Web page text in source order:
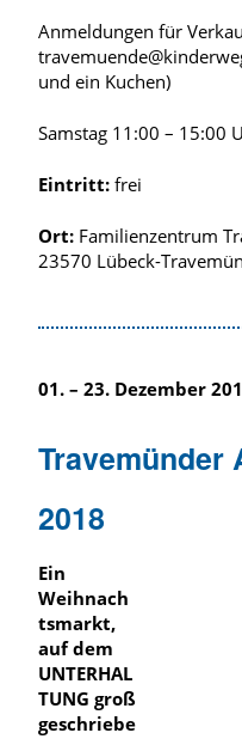
Anmeldungen für
und ein Kuchen)
Samstag 11:00 – 15:00
Eintritt: frei
Ort: Familienzentrum
23570 Lübeck-
01. – 23. Dezember
Travemünder
2018
Ein
Weihnach
tsmarkt,
auf dem
UNTERHAL
TUNG groß
geschriebe